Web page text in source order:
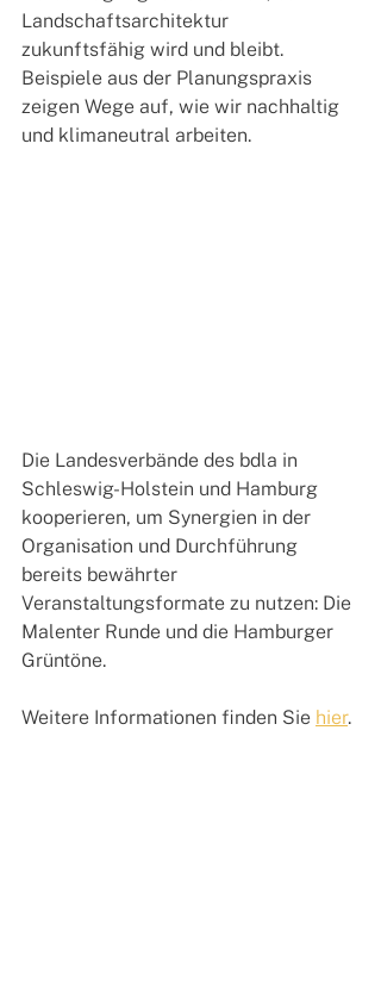
Landschaftsarchitektur
zukunftsfähig wird und bleibt.
Beispiele aus der Planungspraxis
zeigen Wege auf, wie wir nachhaltig
und klimaneutral arbeiten.
Die Landesverbände des bdla in
Schleswig-Holstein und Hamburg
kooperieren, um Synergien in der
Organisation und Durchführung
bereits bewährter
Veranstaltungsformate zu nutzen: Die
Malenter Runde und die Hamburger
Grüntöne.
Weitere Informationen finden Sie hier.